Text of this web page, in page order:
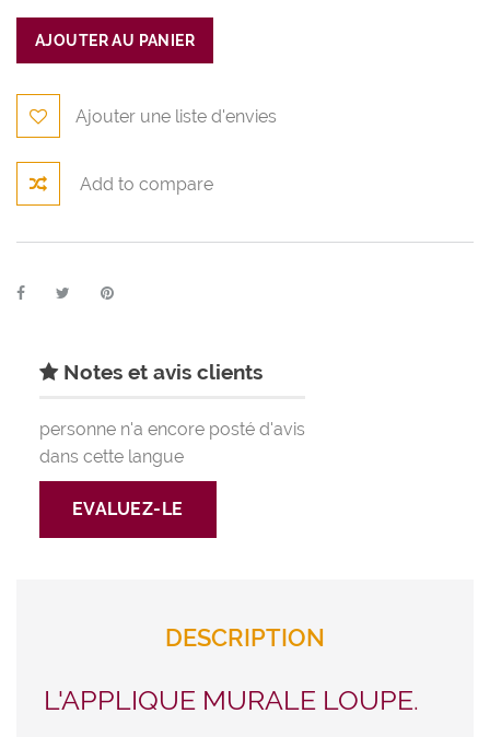
AJOUTER AU PANIER
Ajouter une liste d'envies
Add to compare
Notes et avis clients
personne n'a encore posté d'avis
dans cette langue
EVALUEZ-LE
DESCRIPTION
L'APPLIQUE MURALE LOUPE.